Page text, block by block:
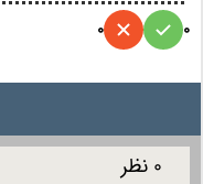
0
0
0 نظر